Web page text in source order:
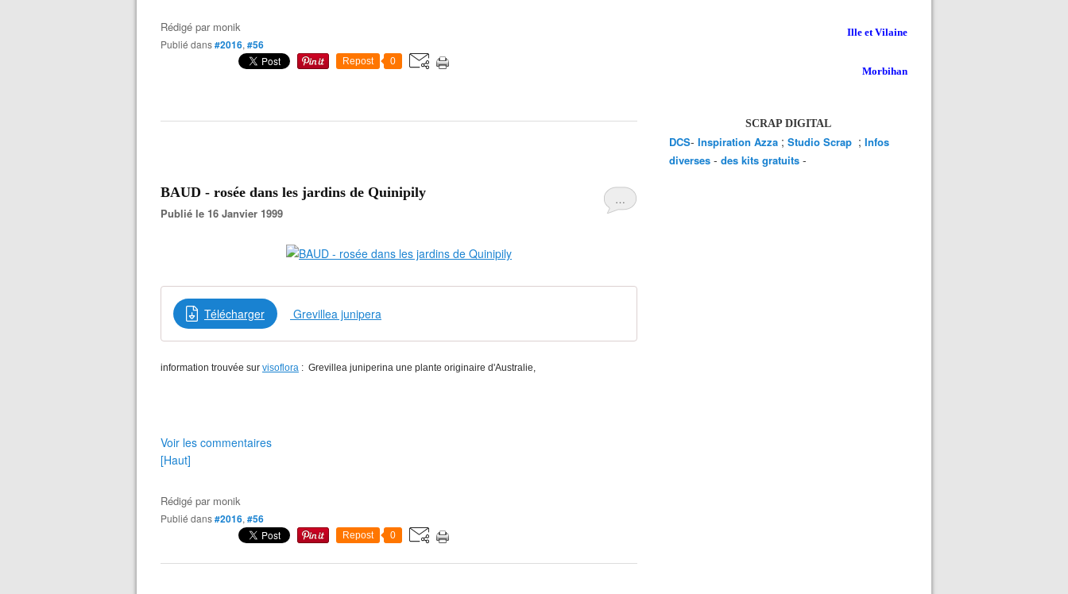
Rédigé par monik
Publié dans#2016, #56
Repost 0
…
BAUD - rosée dans les jardins de Quinipily
Publié le 16 Janvier 1999
Télécharger Grevillea junipera
information trouvée sur visoflora : Grevillea juniperina une plante originaire d'Australie,
Voir les commentaires
[Haut]
Rédigé par monik
Publié dans#2016, #56
Repost 0
Ille et Vilaine
Morbihan
SCRAP DIGITAL
DCS- Inspiration Azza ; Studio Scrap ; Infos
diverses - des kits gratuits -